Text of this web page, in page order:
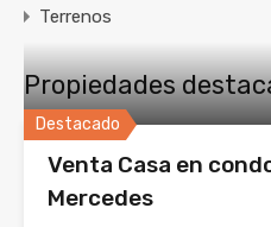
Terrenos
Propiedades
Destacado
Venta Casa en
Mercedes